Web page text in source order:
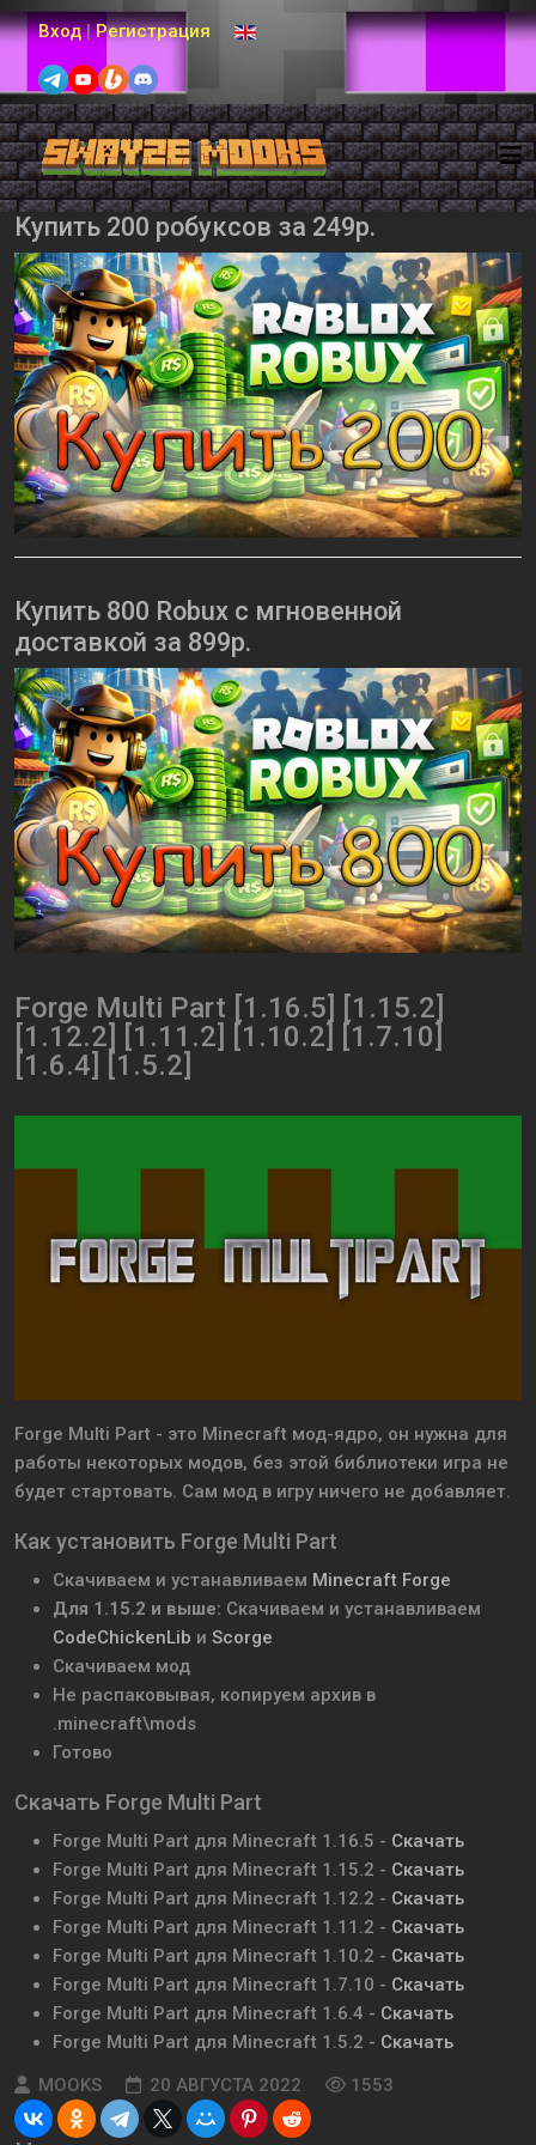
Вход | Регистрация Выберите язык
Купить 200 робуксов за 249р.
Купить 800 Robux с мгновенной
доставкой за 899р.
Forge Multi Part [1.16.5] [1.15.2]
[1.12.2] [1.11.2] [1.10.2] [1.7.10]
[1.6.4] [1.5.2]
Forge Multi Part - это Minecraft мод-ядро, он нужна для
работы некоторых модов, без этой библиотеки игра не
будет стартовать. Сам мод в игру ничего не добавляет.
Как установить Forge Multi Part
Скачиваем и устанавливаем Minecraft Forge
Для 1.15.2 и выше: Скачиваем и устанавливаем
CodeChickenLib и Scorge
Скачиваем мод
Не распаковывая, копируем архив в
.minecraft\mods
Готово
Скачать Forge Multi Part
Forge Multi Part для Minecraft 1.16.5 - Скачать
Forge Multi Part для Minecraft 1.15.2 - Скачать
Forge Multi Part для Minecraft 1.12.2 - Скачать
Forge Multi Part для Minecraft 1.11.2 - Скачать
Forge Multi Part для Minecraft 1.10.2 - Скачать
Forge Multi Part для Minecraft 1.7.10 - Скачать
Forge Multi Part для Minecraft 1.6.4 - Скачать
Forge Multi Part для Minecraft 1.5.2 - Скачать
MOOKS
20 АВГУСТА 2022 1553